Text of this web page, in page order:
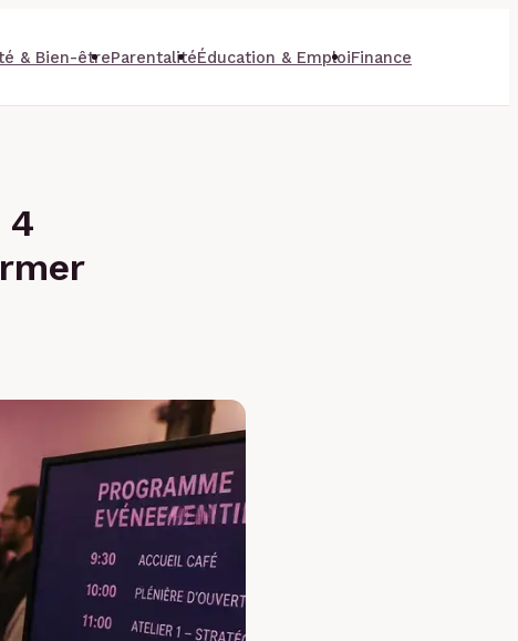
& Bien-êtreParentalitéÉducation & EmploiFinance
4